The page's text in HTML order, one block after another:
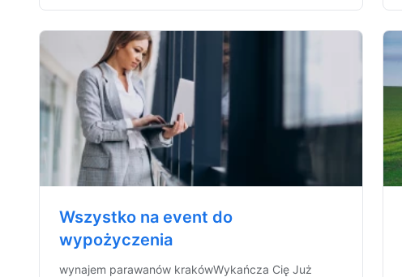
Wszystko na event do
wypożyczenia
wynajem parawanów krakówWykańcza Cię Już